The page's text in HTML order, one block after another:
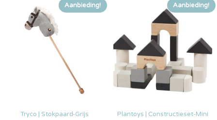
Aanbieding!
Tryco | Stokpaard-Grijs
Aanbieding!
Plantoys | Constructieset-Mini